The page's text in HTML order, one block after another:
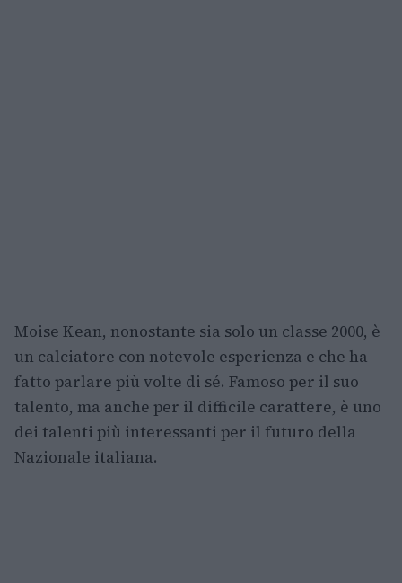
Moise Kean, nonostante sia solo un classe 2000, è
un calciatore con notevole esperienza e che ha
fatto parlare più volte di sé. Famoso per il suo
talento, ma anche per il difficile carattere, è uno
dei talenti più interessanti per il futuro della
Nazionale italiana.